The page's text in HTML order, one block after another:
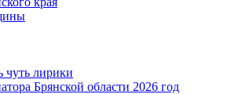
чуть лирики
Брянской области 2026 год